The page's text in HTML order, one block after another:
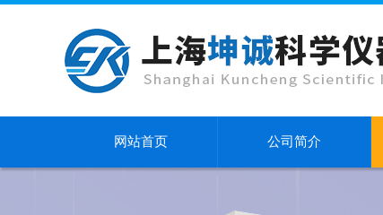
网站首页 公司简介